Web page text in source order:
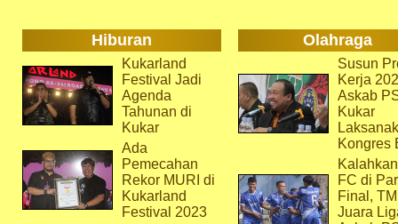
Hiburan Olahraga
Kukarland
Festival Jadi
Agenda
Tahunan di
Kukar
Ada
Pemecahan
Rekor MURI di
Kukarland
Festival 2023
Susun
Kerja
Askab
Kukar
Kongres
FC di
Final,
Juara